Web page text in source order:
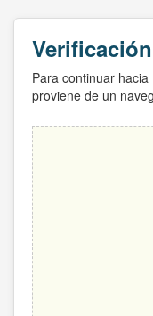
Para continuar
proviene de un